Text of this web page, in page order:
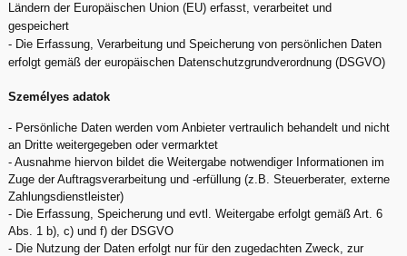
Ländern der Europäischen Union (EU) erfasst, verarbeitet und
gespeichert
- Die Erfassung, Verarbeitung und Speicherung von persönlichen Daten
erfolgt gemäß der europäischen Datenschutzgrundverordnung (DSGVO)
Személyes adatok
- Persönliche Daten werden vom Anbieter vertraulich behandelt und nicht
an Dritte weitergegeben oder vermarktet
- Ausnahme hiervon bildet die Weitergabe notwendiger Informationen im
Zuge der Auftragsverarbeitung und -erfüllung (z.B. Steuerberater, externe
Zahlungsdienstleister)
- Die Erfassung, Speicherung und evtl. Weitergabe erfolgt gemäß Art. 6
Abs. 1 b), c) und f) der DSGVO
- Die Nutzung der Daten erfolgt nur für den zugedachten Zweck, zur